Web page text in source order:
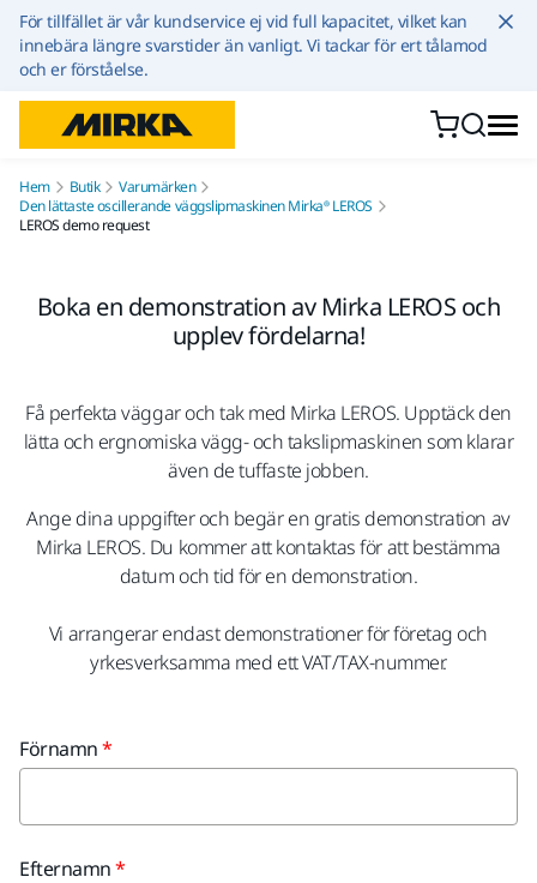
Hoppa till innehållet
För tillfället är vår kundservice ej vid full kapacitet, vilket kan
innebära längre svarstider än vanligt. Vi tackar för ert tålamod
och er förståelse.
Hem Butik
Varumärken
Den lättaste oscillerande väggslipmaskinen Mirka® LEROS
LEROS demo request
Boka en demonstration av Mirka LEROS och
upplev fördelarna!
Få perfekta väggar och tak med Mirka LEROS. Upptäck den
lätta och ergnomiska vägg- och takslipmaskinen som klarar
även de tuffaste jobben.
Ange dina uppgifter och begär en gratis demonstration av
Mirka LEROS. Du kommer att kontaktas för att bestämma
datum och tid för en demonstration.
Vi arrangerar endast demonstrationer för företag och
yrkesverksamma med ett VAT/TAX-nummer.
Förnamn
Efternamn